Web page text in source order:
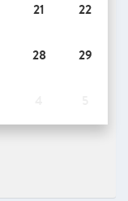
21 22
28 29